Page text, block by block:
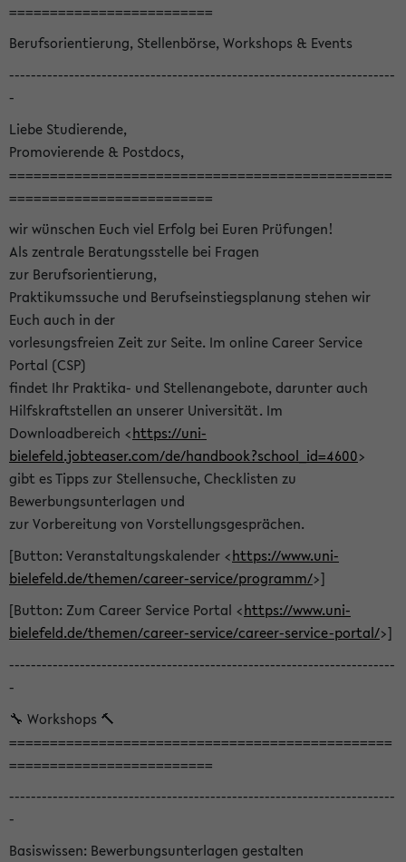
=========================
Berufsorientierung, Stellenbörse, Workshops & Events
-----------------------------------------------------------------------
-
Liebe Studierende,
Promovierende & Postdocs,
===============================================
=========================
wir wünschen Euch viel Erfolg bei Euren Prüfungen!
Als zentrale Beratungsstelle bei Fragen
zur Berufsorientierung,
Praktikumssuche und Berufseinstiegsplanung stehen wir
Euch auch in der
vorlesungsfreien Zeit zur Seite. Im online Career Service
Portal (CSP)
findet Ihr Praktika- und Stellenangebote, darunter auch
Hilfskraftstellen an unserer Universität. Im
Downloadbereich <https://uni-
bielefeld.jobteaser.com/de/handbook?school_id=4600>
gibt es Tipps zur Stellensuche, Checklisten zu
Bewerbungsunterlagen und
zur Vorbereitung von Vorstellungsgesprächen.
[Button: Veranstaltungskalender <https://www.uni-
bielefeld.de/themen/career-service/programm/>]
[Button: Zum Career Service Portal <https://www.uni-
bielefeld.de/themen/career-service/career-service-portal/>]
-----------------------------------------------------------------------
-
🔧 Workshops 🔨
===============================================
=========================
-----------------------------------------------------------------------
-
Basiswissen: Bewerbungsunterlagen gestalten